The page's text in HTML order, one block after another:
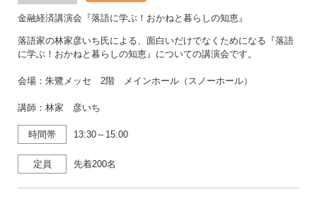
金融経済講演会『落語に学ぶ！おかねと暮らしの知恵』
落語家の林家彦いち氏による、面白いだけでなくためになる『落語
に学ぶ！おかねと暮らしの知恵』についての講演会です。
会場：朱鷺メッセ 2階 メインホール（スノーホール）
講師：林家 彦いち
時間帯 13:30～15:00
定員 先着200名